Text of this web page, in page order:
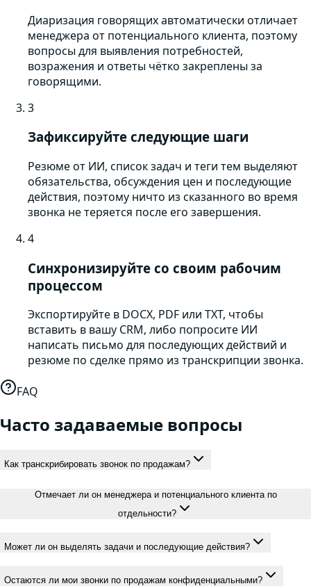
Диаризация говорящих автоматически отличает
менеджера от потенциального клиента, поэтому
вопросы для выявления потребностей,
возражения и ответы чётко закреплены за
говорящими.
3
Зафиксируйте следующие шаги
Резюме от ИИ, список задач и теги тем выделяют
обязательства, обсуждения цен и последующие
действия, поэтому ничто из сказанного во время
звонка не теряется после его завершения.
4
Синхронизируйте со своим рабочим
процессом
Экспортируйте в DOCX, PDF или TXT, чтобы
вставить в вашу CRM, либо попросите ИИ
написать письмо для последующих действий и
резюме по сделке прямо из транскрипции звонка.
FAQ
Часто задаваемые вопросы
Как транскрибировать звонок по продажам?
Отмечает ли он менеджера и потенциального клиента по
отдельности?
Может ли он выделять задачи и последующие действия?
Остаются ли мои звонки по продажам конфиденциальными?